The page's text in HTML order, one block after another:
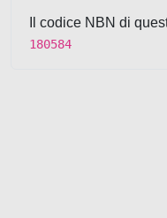
Il codice NBN di
180584